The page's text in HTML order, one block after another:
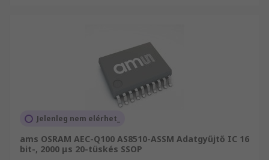
Jelenleg nem elérhet_
ams OSRAM AEC-Q100 AS8510-ASSM Adatgyűjtő IC 16
bit-, 2000 μs 20-tüskés SSOP